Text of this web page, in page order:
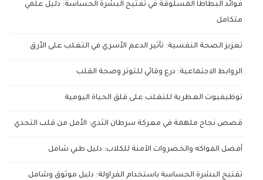
فوائد البطاطا المسلوقة في تفتيح البشرة الحساسة: دليل علمي
متكامل
تعزيز الصحة النفسية: تأثير الدعم الأسري في التغلب على الأرق
الروابط الاجتماعية: درع وقائي للتوتر وصحة القلب
توظيفيوت العطرية للتغلب على قلق الحياة اليومية
قصص نجاح ملهمة في معركة سرطان الثدي: الأمل من قلب التحدي
أفضل الفواكه والخضروات الآمنة للكلاب: دليل طبي شامل
تفتيح البشرة الحساسة باستخدام الفراولة: دليل موثوق وشامل